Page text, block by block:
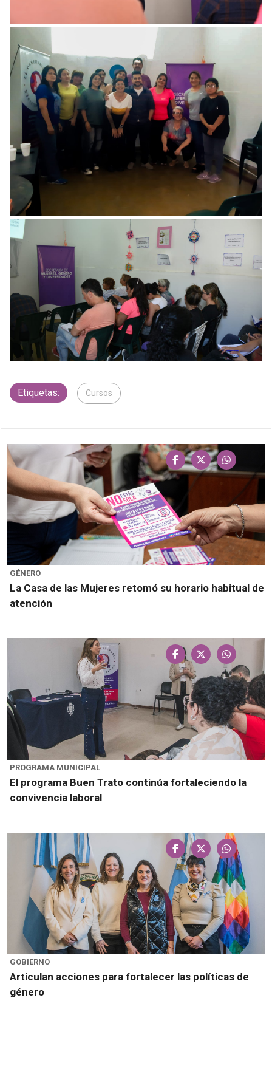
Etiquetas: Cursos
GÉNERO
La Casa de las Mujeres retomó su horario habitual de
atención
PROGRAMA MUNICIPAL
El programa Buen Trato continúa fortaleciendo la
convivencia laboral
GOBIERNO
Articulan acciones para fortalecer las políticas de
género